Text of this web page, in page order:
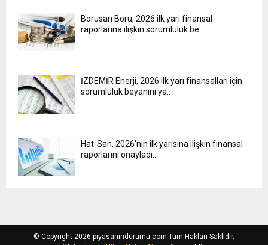
Borusan Boru, 2026 ilk yarı finansal
raporlarına ilişkin sorumluluk be..
İZDEMİR Enerji, 2026 ilk yarı finansalları için
sorumluluk beyanını ya..
Hat-San, 2026'nın ilk yarısına ilişkin finansal
raporlarını onayladı..
© Copyright 2026 piyasanindurumu.com Tüm Hakları Saklıdır.